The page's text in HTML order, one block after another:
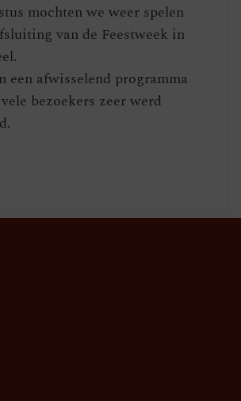
mochten we weer spelen
van de Feestweek in
een afwisselend programma
bezoekers zeer werd